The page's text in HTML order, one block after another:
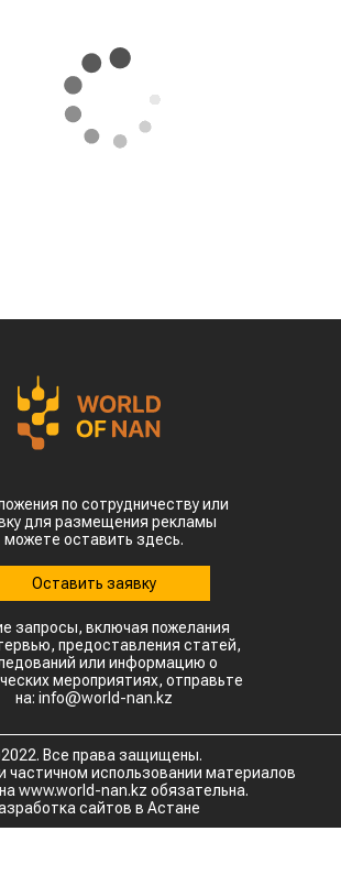
по сотрудничеству или
для размещения рекламы
можете оставить здесь.
Оставить заявку
запросы, включая пожелания
предоставления статей,
или информацию о
мероприятиях, отправьте
на: info@world-nan.kz
Все права защищены.
частичном использовании материалов
www.world-nan.kz обязательна.
сайтов в Астане